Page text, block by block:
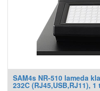
SAM4s NR-510 lameda
232C (RJ45,USB,RJ11),